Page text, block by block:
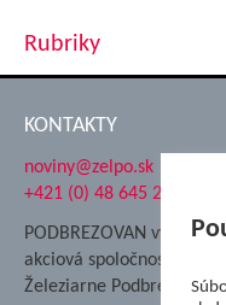
Rubriky
KONTAKTY
noviny@zelpo.sk
+421 (0) 48 645 2711
PODBREZOVAN vydáva
akciová spoločnosť
Železiarne Podbrezová